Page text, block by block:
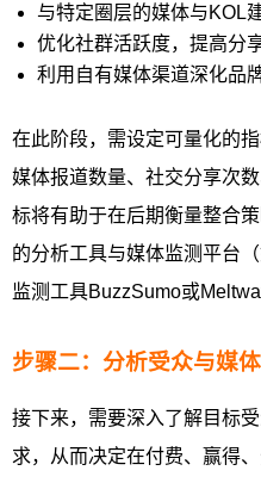
与特定圈层的媒体与KOL
优化社群活跃度，提高分
利用自有媒体渠道深化品
在此阶段，需设定可量化的
媒体报道数量、社交分享次
标将有助于在后期衡量整合
的分析工具与媒体监测平台
监测工具BuzzSumo或
步骤二：分析受众与媒
接下来，需要深入了解目标
求，从而决定在付费、赢得